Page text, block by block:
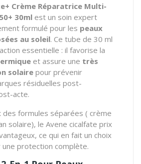
Crème Réparatrice Multi-
30ml est un soin expert
formulé pour les peaux
au soleil. Ce tube de 30 ml
essentielle : il favorise la
et assure une très
solaire pour prévenir
résiduelles post-
acte.
des formules séparées ( crème
solaire), le Avene cicalfate prix
ce qui en fait un choix
une protection complète.